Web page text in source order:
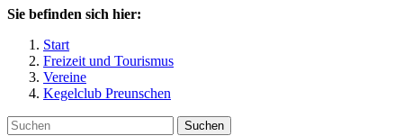
Sie befinden sich hier:
Start
Freizeit und Tourismus
Vereine
Kegelclub Preunschen
Suchen